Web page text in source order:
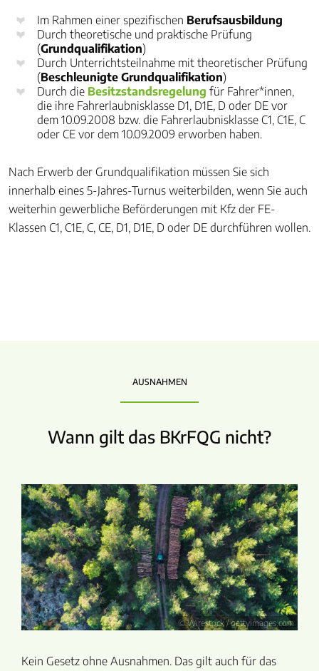
Im Rahmen einer spezifischen Berufsausbildung
Durch theoretische und praktische Prüfung
(Grundqualifikation)
Durch Unterrichtsteilnahme mit theoretischer Prüfung
(Beschleunigte Grundqualifi­kation)
Durch die Besitzstandsregelung für Fahrer*innen,
die ihre Fahrerlaubnisklasse D1, D1E, D oder DE vor
dem 10.09.2008 bzw. die Fahrerlaubnisklasse C1, C1E, C
oder CE vor dem 10.09.2009 erworben haben.
Nach Erwerb der Grundqualifikation müssen Sie sich
innerhalb eines 5-Jahres-Turnus weiterbilden, wenn Sie auch
weiterhin gewerbliche Beförderungen mit Kfz der FE-
Klassen C1, C1E, C, CE, D1, D1E, D oder DE durchführen wollen.
AUSNAHMEN
Wann gilt das BKrFQG nicht?
© Wirestock / gettyimages.com
Kein Gesetz ohne Ausnahmen. Das gilt auch für das